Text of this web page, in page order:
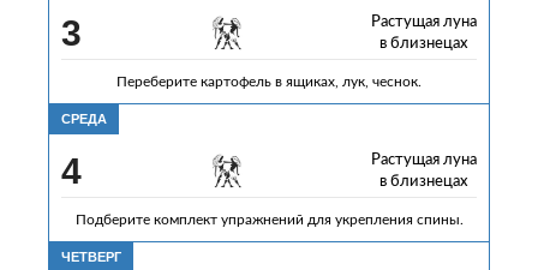
3
Растущая луна
в близнецах
Переберите картофель в ящиках, лук, чеснок.
СРЕДА
4
Растущая луна
в близнецах
Подберите комплект упражнений для укрепления спины.
ЧЕТВЕРГ